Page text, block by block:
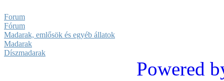
Forum
Fórum
Madarak, emlősök és egyéb állatok
Madarak
Díszmadarak
Powered